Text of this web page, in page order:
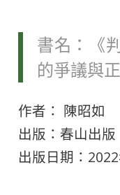
書名：《
的爭議與正
作者： 陳昭如
出版：春山出版
出版日期：